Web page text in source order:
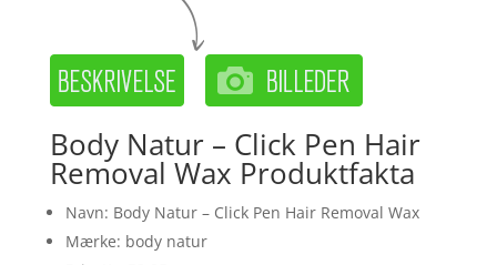
Body Natur – Click Pen Hair
Removal Wax Produktfakta
Navn: Body Natur – Click Pen Hair Removal Wax
Mærke: body natur